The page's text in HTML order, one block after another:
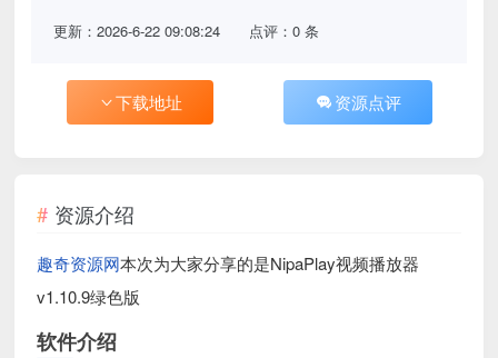
更新：2026-6-22 09:08:24 点评：0 条
下载地址 资源点评
资源介绍
趣奇资源网本次为大家分享的是NipaPlay视频播放器
v1.10.9绿色版
软件介绍